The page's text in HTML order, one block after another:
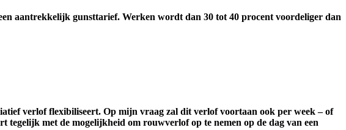
aantrekkelijk gunsttarief. Werken wordt dan 30 tot 40 procent voordeliger dan
verlof flexibiliseert. Op mijn vraag zal dit verlof voortaan ook per week – of
met de mogelijkheid om rouwverlof op te nemen op de dag van een